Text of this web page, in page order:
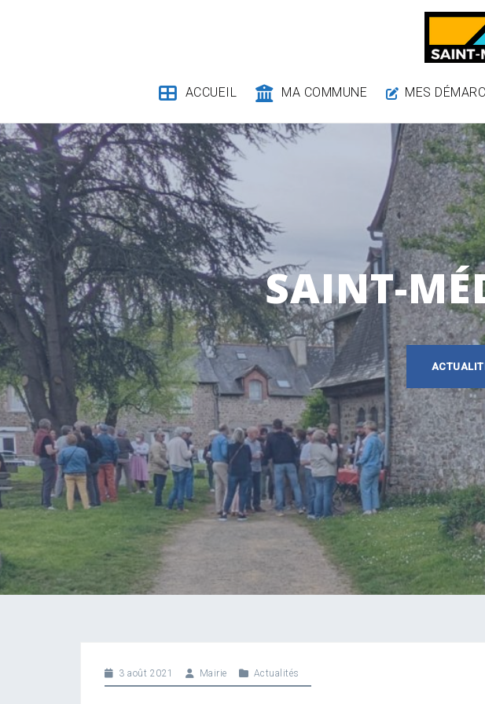
ACCUEIL MA COMMUNE MES
SAINT-
3 août 2021 Mairie Actualités